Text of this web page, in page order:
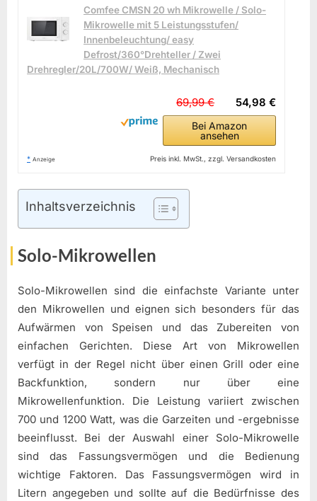
Comfee CMSN 20 wh Mikrowelle / Solo-
Mikrowelle mit 5 Leistungsstufen/
Innenbeleuchtung/ easy
Defrost/360°Drehteller / Zwei
Drehregler/20L/700W/ Weiß, Mechanisch
54,98 €
69,99 €
Bei Amazon
ansehen
* Anzeige Preis inkl. MwSt., zzgl. Versandkosten
Inhaltsverzeichnis
Solo-Mikrowellen
Solo-Mikrowellen sind die einfachste Variante unter
den Mikrowellen und eignen sich besonders für das
Aufwärmen von Speisen und das Zubereiten von
einfachen Gerichten. Diese Art von Mikrowellen
verfügt in der Regel nicht über einen Grill oder eine
Backfunktion, sondern nur über eine
Mikrowellenfunktion. Die Leistung variiert zwischen
700 und 1200 Watt, was die Garzeiten und -ergebnisse
beeinflusst. Bei der Auswahl einer Solo-Mikrowelle
sind das Fassungsvermögen und die Bedienung
wichtige Faktoren. Das Fassungsvermögen wird in
Litern angegeben und sollte auf die Bedürfnisse des